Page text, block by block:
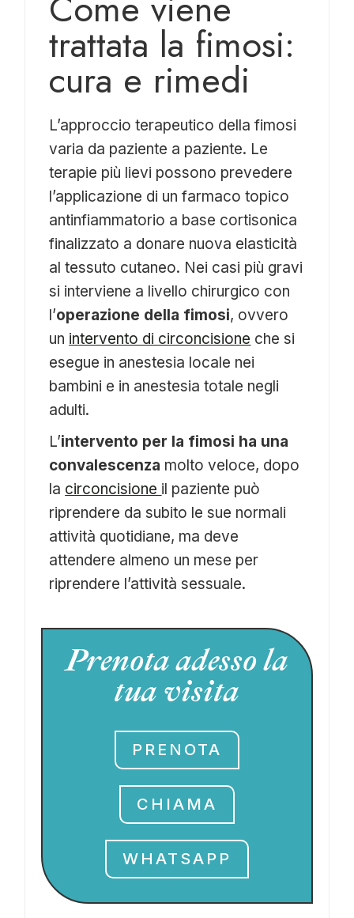
trattata la fimosi:
cura e rimedi
L’approccio terapeutico della fimosi
varia da paziente a paziente. Le
terapie più lievi possono prevedere
l’applicazione di un farmaco topico
antinfiammatorio a base cortisonica
finalizzato a donare nuova elasticità
al tessuto cutaneo. Nei casi più gravi
si interviene a livello chirurgico con
l’operazione della fimosi, ovvero
un intervento di circoncisione che si
esegue in anestesia locale nei
bambini e in anestesia totale negli
adulti.
L’intervento per la fimosi ha una
convalescenza molto veloce, dopo
la circoncisione il paziente può
riprendere da subito le sue normali
attività quotidiane, ma deve
attendere almeno un mese per
riprendere l’attività sessuale.
Prenota adesso la
tua visita
PRENOTA
CHIAMA
WHATSAPP